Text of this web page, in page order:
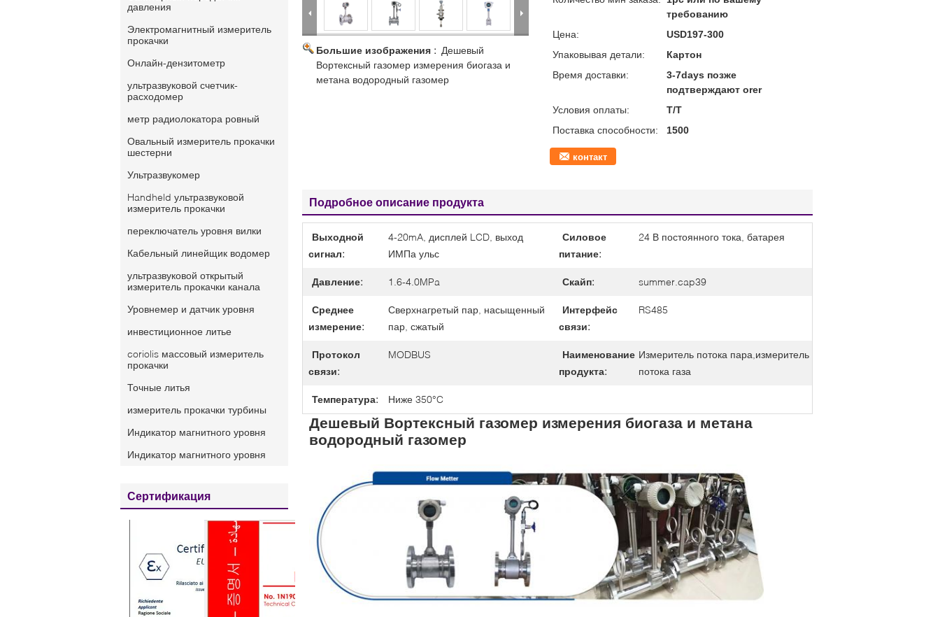
давления
Электромагнитный измеритель
прокачки
Онлайн-дензитометр
ультразвуковой счетчик-
расходомер
метр радиолокатора ровный
Овальный измеритель прокачки
шестерни
Ультразвукомер
Handheld ультразвуковой
измеритель прокачки
переключатель уровня вилки
Кабельный линейщик водомер
ультразвуковой открытый
измеритель прокачки канала
Уровнемер и датчик уровня
инвестиционное литье
coriolis массовый измеритель
прокачки
Точные литья
измеритель прокачки турбины
Индикатор магнитного уровня
Индикатор магнитного уровня
Сертификация
Большие изображения : Дешевый
Вортексный газомер измерения биогаза и
метана водородный газомер
требованию
Цена:
USD197-300
Упаковывая детали:
Картон
Время доставки:
3-7days позже
подтверждают orer
Условия оплаты:
T/T
Поставка способности:
1500
контакт
Подробное описание продукта
Выходной
сигнал:
4-20mA, дисплей LCD, выход
ИМПа ульс
Силовое
питание:
24 В постоянного тока, батарея
Давление: 1.6-4.0MPa Скайп: summer.cap39
Среднее
измерение:
Сверхнагретый пар, насыщенный
пар, сжатый
Интерфейс
связи:
RS485
Протокол
связи:
MODBUS
Наименование
продукта:
Измеритель потока пара,измеритель
потока газа
Температура: Ниже 350°C
Дешевый Вортексный газомер измерения биогаза и метана
водородный газомер